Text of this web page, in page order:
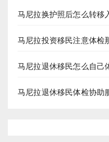
马尼拉换护照后怎么转移
马尼拉投资移民注意体检
马尼拉退休移民怎么自己
马尼拉退休移民体检协助